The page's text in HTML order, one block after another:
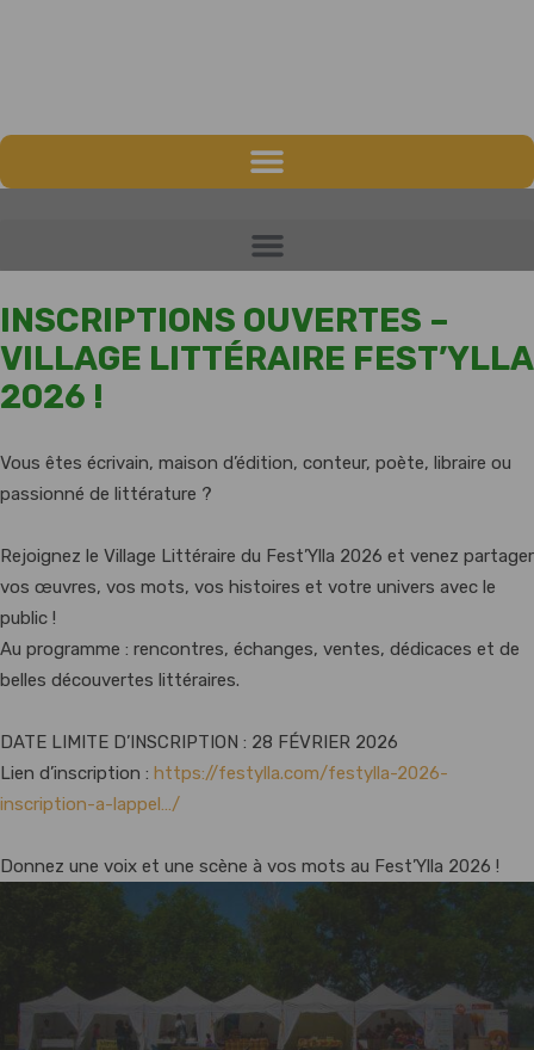
INSCRIPTIONS OUVERTES –
VILLAGE LITTÉRAIRE FEST’YLLA
2026 !
Vous êtes écrivain, maison d’édition, conteur, poète, libraire ou
passionné de littérature ?
Rejoignez le Village Littéraire du Fest’Ylla 2026 et venez partager
vos œuvres, vos mots, vos histoires et votre univers avec le
public !
Au programme : rencontres, échanges, ventes, dédicaces et de
belles découvertes littéraires.
DATE LIMITE D’INSCRIPTION : 28 FÉVRIER 2026
Lien d’inscription : https://festylla.com/festylla-2026-
inscription-a-lappel…/
Donnez une voix et une scène à vos mots au Fest’Ylla 2026 !